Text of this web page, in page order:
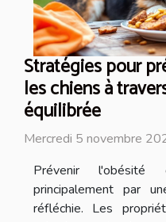
Stratégies pour
les chiens à
équilibrée
Mercredi 5 novembre
Prévenir
principalement par
réfléchie. Les